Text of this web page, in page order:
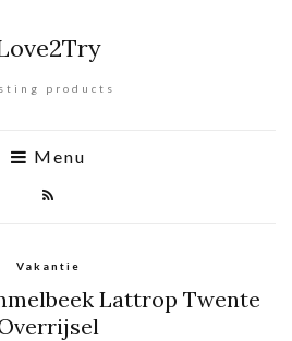
products
Menu
Vakantie
Lattrop Twente